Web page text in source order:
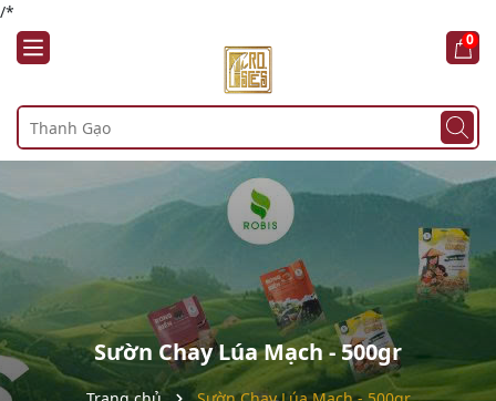
/*
0
Sườn Chay Lúa Mạch - 500gr